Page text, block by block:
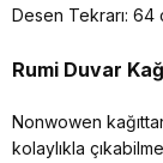
Desen Tekrarı: 64
Rumi Duvar
Nonwowen
kolaylıkla